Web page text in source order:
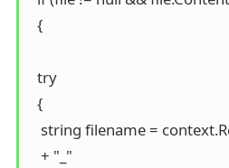
  {
  try
  {
string filename =
   + "_"